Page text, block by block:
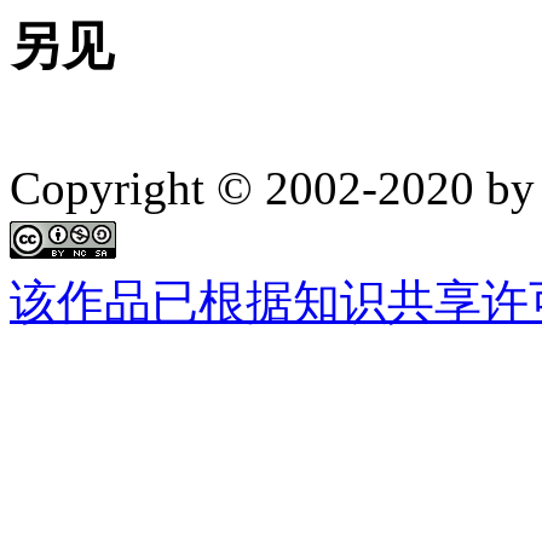
另见
Copyright © 2002-2020 by
该作品已根据知识共享